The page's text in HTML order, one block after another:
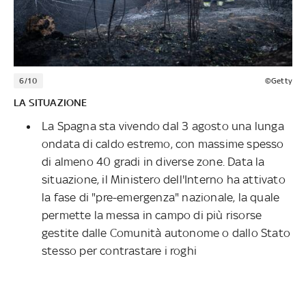
6/10 ©Getty
LA SITUAZIONE
La Spagna sta vivendo dal 3 agosto una lunga
ondata di caldo estremo, con massime spesso
di almeno 40 gradi in diverse zone. Data la
situazione, il Ministero dell'Interno ha attivato
la fase di "pre-emergenza" nazionale, la quale
permette la messa in campo di più risorse
gestite dalle Comunità autonome o dallo Stato
stesso per contrastare i roghi